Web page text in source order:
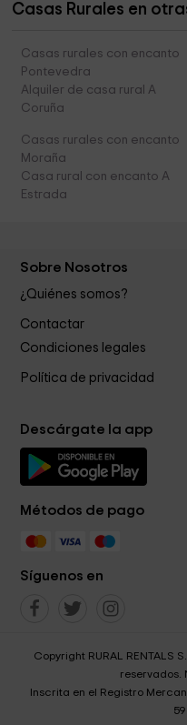
Casas Rurales en
Casas rurales con encanto
Pontevedra
Alquiler de casa rural A
Coruña
Casas rurales con encanto
Moraña
Casa rural con encanto A
Estrada
Sobre Nosotros
¿Quiénes somos?
Contactar
Condiciones legales
Política de privacidad
Descárgate la app
Métodos de pago
Síguenos en
Copyright RURAL RENTALS
reservados.
Inscrita en el Registro